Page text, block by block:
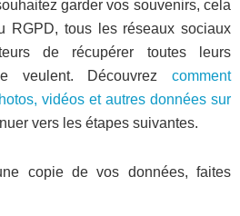
garder vos souvenirs, cela
RGPD, tous les réseaux sociaux
de récupérer toutes leurs
veulent. Découvrez comment
vidéos et autres données sur
vers les étapes suivantes.
copie de vos données, faites